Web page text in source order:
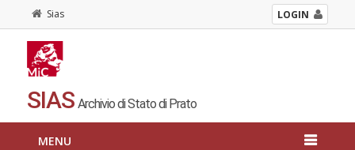
Sias LOGIN
SIAS Archivio di Stato di Prato
MENU